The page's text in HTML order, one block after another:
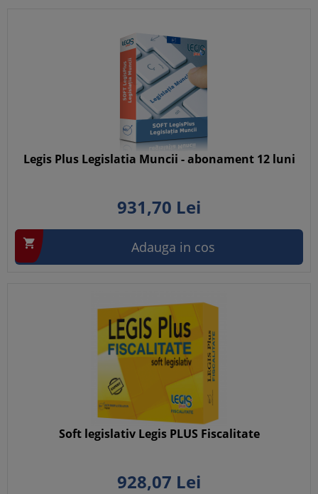
Legis Plus Legislatia Muncii - abonament 12 luni
931,70 Lei
 Adauga in cos
Soft legislativ Legis PLUS Fiscalitate
928,07 Lei